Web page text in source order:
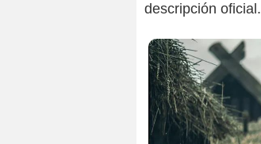
descripción oficial.